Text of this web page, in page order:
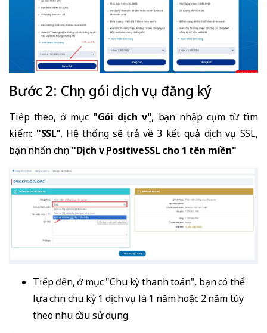
Bước 2: Chọn gói dịch vụ đăng ký
Tiếp theo, ở mục "Gói dịch vụ", bạn nhập cụm từ tìm
kiếm: "SSL". Hệ thống sẽ trả về 3 kết quả dịch vụ SSL,
bạn nhấn chọn "Dịch vụ PositiveSSL cho 1 tên miền"
Tiếp đến, ở mục "Chu kỳ thanh toán", bạn có thể
lựa chọn chu kỳ 1 dịch vụ là 1 năm hoặc 2 năm tùy
theo nhu cầu sử dụng.